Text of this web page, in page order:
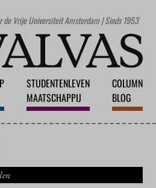
Vrije Universiteit Amsterdam | Sinds 1953
STUDENTENLEVEN
MAATSCHAPPIJ
COLUMN
BLOG